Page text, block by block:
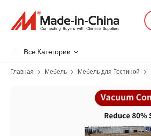
Все Категории
Главная Мебель Мебель для Гостиной